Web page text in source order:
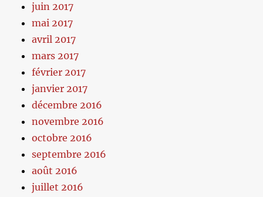
juin 2017
mai 2017
avril 2017
mars 2017
février 2017
janvier 2017
décembre 2016
novembre 2016
octobre 2016
septembre 2016
août 2016
juillet 2016